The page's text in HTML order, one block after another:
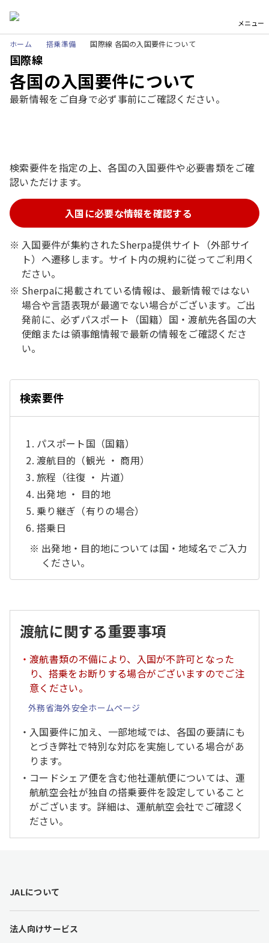
メニュー
ホーム 搭乗準備 国際線 各国の入国要件について
国際線
各国の入国要件について
最新情報をご自身で必ず事前にご確認ください。
検索要件を指定の上、各国の入国要件や必要書類をご確
認いただけます。
入国に必要な情報を確認する
入国要件が集約されたSherpa提供サイト（外部サイ
ト）へ遷移します。サイト内の規約に従ってご利用く
ださい。
Sherpaに掲載されている情報は、最新情報ではない
場合や言語表現が最適でない場合がございます。ご出
発前に、必ずパスポート（国籍）国・渡航先各国の大
使館または領事館情報で最新の情報をご確認くださ
い。
検索要件
じ
パスポート国（国籍）
渡航目的（観光 ・ 商用）
旅程（往復 ・ 片道）
出発地 ・ 目的地
乗り継ぎ（有りの場合）
搭乗日
出発地・目的地については国・地域名でご入力
ください。
渡航に関する重要事項
渡航書類の不備により、入国が不許可となった
り、搭乗をお断りする場合がございますのでご注
意ください。
外務省海外安全ホームページ
入国要件に加え、一部地域では、各国の要請にも
とづき弊社で特別な対応を実施している場合があ
ります。
コードシェア便を含む他社運航便については、運
航航空会社が独自の搭乗要件を設定していること
がございます。詳細は、運航航空会社でご確認く
ださい。
o
e
JALについて
法人向けサービス